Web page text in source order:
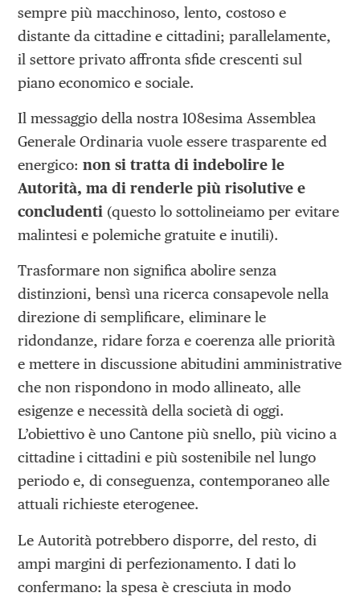
sempre più macchinoso, lento, costoso e
distante da cittadine e cittadini; parallelamente,
il settore privato affronta sfide crescenti sul
piano economico e sociale.
Il messaggio della nostra 108esima Assemblea
Generale Ordinaria vuole essere trasparente ed
energico:non si tratta di indebolire le
Autorità, ma di renderle più risolutive e
concludenti (questo lo sottolineiamo per evitare
malintesi e polemiche gratuite e inutili).
Trasformare non significa abolire senza
distinzioni, bensì una ricerca consapevole nella
direzione di semplificare, eliminare le
ridondanze, ridare forza e coerenza alle priorità
e mettere in discussione abitudini amministrative
che non rispondono in modo allineato, alle
esigenze e necessità della società di oggi.
L’obiettivo è uno Cantone più snello, più vicino a
cittadine i cittadini e più sostenibile nel lungo
periodo e, di conseguenza, contemporaneo alle
attuali richieste eterogenee.
Le Autorità potrebbero disporre, del resto, di
ampi margini di perfezionamento. I dati lo
confermano: la spesa è cresciuta in modo